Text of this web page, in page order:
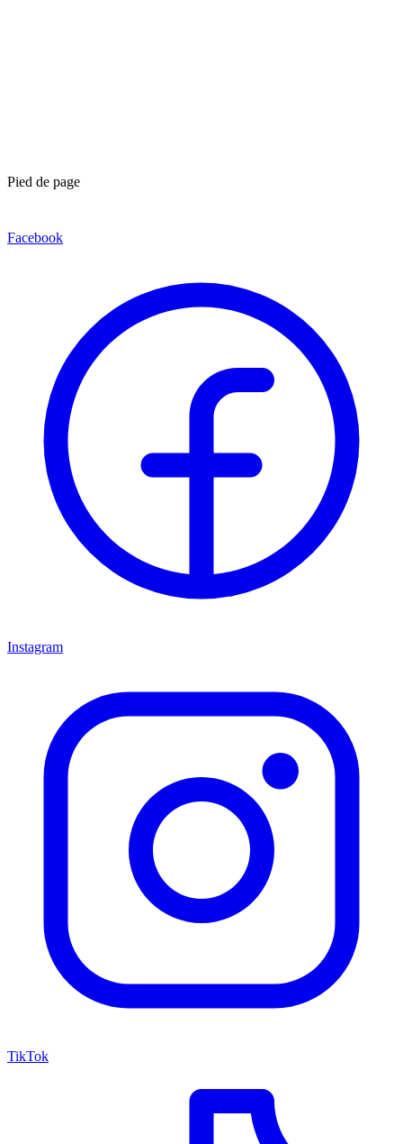
Pied de page
Facebook
Instagram
TikTok